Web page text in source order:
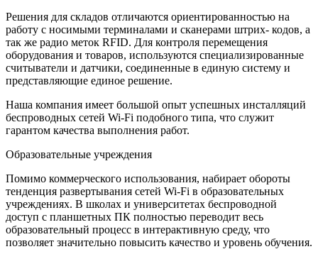
Решения для складов отличаются ориентированностью на
работу с носимыми терминалами и сканерами штрих- кодов, а
так же радио меток RFID. Для контроля перемещения
оборудования и товаров, используются специализированные
считыватели и датчики, соединенные в единую систему и
представляющие единое решение.
Наша компания имеет большой опыт успешных инсталляций
беспроводных сетей Wi-Fi подобного типа, что служит
гарантом качества выполнения работ.
Образовательные учреждения
Помимо коммерческого использования, набирает обороты
тенденция развертывания сетей Wi-Fi в образовательных
учреждениях. В школах и университетах беспроводной
доступ с планшетных ПК полностью переводит весь
образовательный процесс в интерактивную среду, что
позволяет значительно повысить качество и уровень обучения.